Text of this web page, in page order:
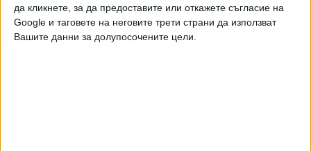
да кликнете, за да предоставите или откажете съгласие на
Google и таговете на неговите трети страни да използват
Вашите данни за долупосочените цели.
осигуряват за неговата охрана?
Охраната се осъществява от 2009 г. Съгласно Закона за
НСО, видът, обхватът и времетраенето на охраната,